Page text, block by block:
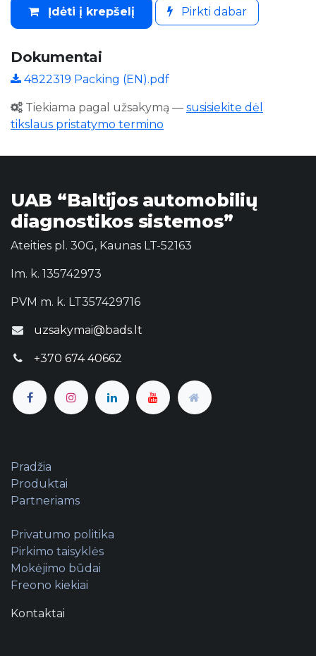
Įdėti į krepšelį Pirkti dabar
Dokumentai
4822319 Packing (EN).pdf
Tiekiama pagal užsakymą — susisiekite dėl
tikslaus pristatymo termino
UAB “Baltijos automobilių
diagnostikos sistemos”
Ateities pl. 30G, Kaunas LT-52163
Im. k. 135742973
PVM m. k. LT357429716
uzsakymai@bads.lt
+370 674 40662
Pradžia
Produktai
Partneriams
Privatumo politika
Pirkimo taisyklės
Mokėjimo būdai
Freono kiekiai
Kontaktai